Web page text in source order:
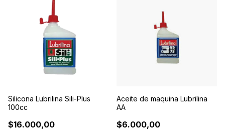
Silicona Lubrilina Sili-Plus
100cc
$16.000,00
Aceite de maquina Lubrilina
AA
$6.000,00